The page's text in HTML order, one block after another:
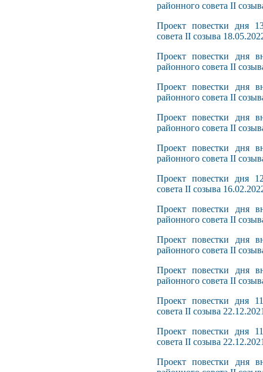
районного совета II
Проект повестки дня
совета II созыва
Проект повестки дня
районного совета II
Проект повестки дня
районного совета II
Проект повестки дня
районного совета II
Проект повестки дня
районного совета II
Проект повестки дня
совета II созыва
Проект повестки дня
районного совета II
Проект повестки дня
районного совета II
Проект повестки дня
районного совета II
Проект повестки дня
совета II созыва
Проект повестки дня
совета II созыва
Проект повестки дня